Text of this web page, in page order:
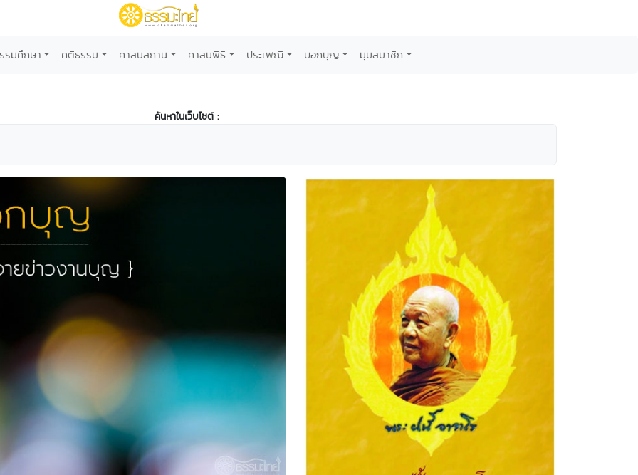
รมศึกษา คติธรรม ศาสนสถาน ศาสนพิธี ประเพณี บอกบุญ มุมสมาชิก
ค้นหาในเว็บไซต์ :